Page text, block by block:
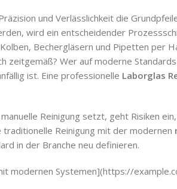
und Verlässlichkeit die
wird ein entscheidender
Bechergläsern und Pipetten per
zeitgemäß? Wer auf moderne
ist. Eine professionelle Laborglas
Reinigung setzt, geht Risiken
Reinigung mit der modernen
in der Branche neu definieren.
modernen Systemen](https://